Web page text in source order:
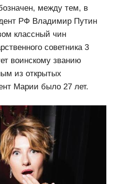
между тем, в
РФ Владимир Путин
классный чин
советника 3
воинскому званию
из открытых
Марии было 27 лет.